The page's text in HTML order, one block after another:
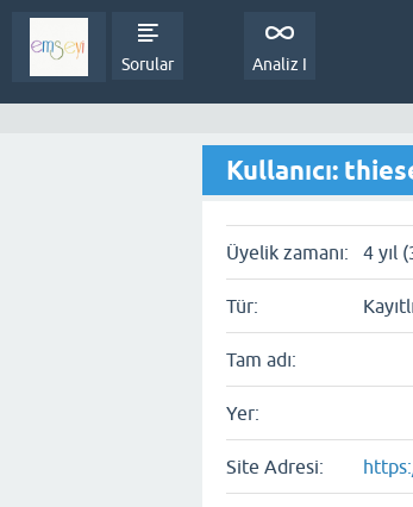
Sorular Analiz I
Kullanıcı:
Üyelik zamanı: 4 yıl
Tür:
Tam adı:
Yer:
Site Adresi: